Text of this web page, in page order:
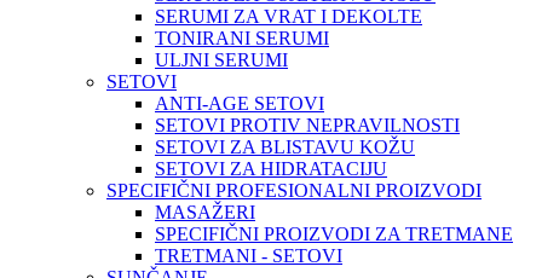
SERUMI ZA VRAT I DEKOLTE
TONIRANI SERUMI
ULJNI SERUMI
SETOVI
ANTI-AGE SETOVI
SETOVI PROTIV NEPRAVILNOSTI
SETOVI ZA BLISTAVU KOŽU
SETOVI ZA HIDRATACIJU
SPECIFIČNI PROFESIONALNI PROIZVODI
MASAŽERI
SPECIFIČNI PROIZVODI ZA TRETMANE
TRETMANI - SETOVI